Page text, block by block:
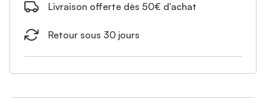
Livraison offerte dès 50€ d'achat
Retour sous 30 jours